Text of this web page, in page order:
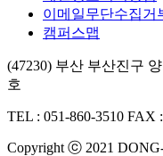
이메일무단수집거
캠퍼스맵
(47230) 부산 부산진구
호
TEL : 051-860-3510 FAX
Copyright ⓒ 2021